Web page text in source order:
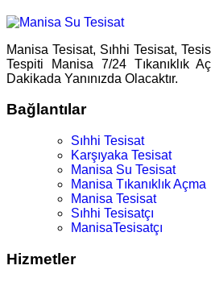
Manisa Tesisat, Sıhhi Tesisat,
Tespiti Manisa 7/24 Tıkanıklık
Dakikada Yanınızda Olacaktır.
Bağlantılar
Sıhhi Tesisat
Karşıyaka Tesisat
Manisa Su Tesisat
Manisa Tıkanıklık Açma
Manisa Tesisat
Sıhhi Tesisatçı
ManisaTesisatçı
Hizmetler